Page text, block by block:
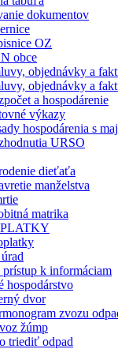
dokumentov
OZ
obce
objednávky a
objednávky a
a hospodárenie
výkazy
hospodárenia s
URSO
dieťaťa
manželstva
matrika
prístup k informáciam
hospodárstvo
dvor
zvozu
žúmp
triediť odpad